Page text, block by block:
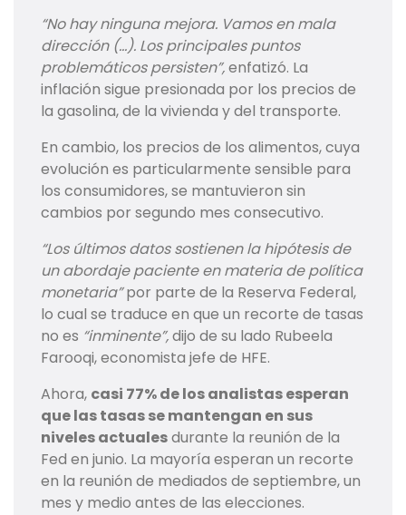
“No hay ninguna mejora. Vamos en mala
dirección (…). Los principales puntos
problemáticos persisten”,enfatizó. La
inflación sigue presionada por los precios de
la gasolina, de la vivienda y del transporte.
En cambio, los precios de los alimentos, cuya
evolución es particularmente sensible para
los consumidores, se mantuvieron sin
cambios por segundo mes consecutivo.
“Los últimos datos sostienen la hipótesis de
un abordaje paciente en materia de política
monetaria”por parte de la Reserva Federal,
lo cual se traduce en que un recorte de tasas
no es “inminente”,dijo de su lado Rubeela
Farooqi, economista jefe de HFE.
Ahora, casi 77% de los analistas esperan
que las tasas se mantengan en sus
niveles actualesdurante la reunión de la
Fed en junio. La mayoría esperan un recorte
en la reunión de mediados de septiembre, un
mes y medio antes de las elecciones.